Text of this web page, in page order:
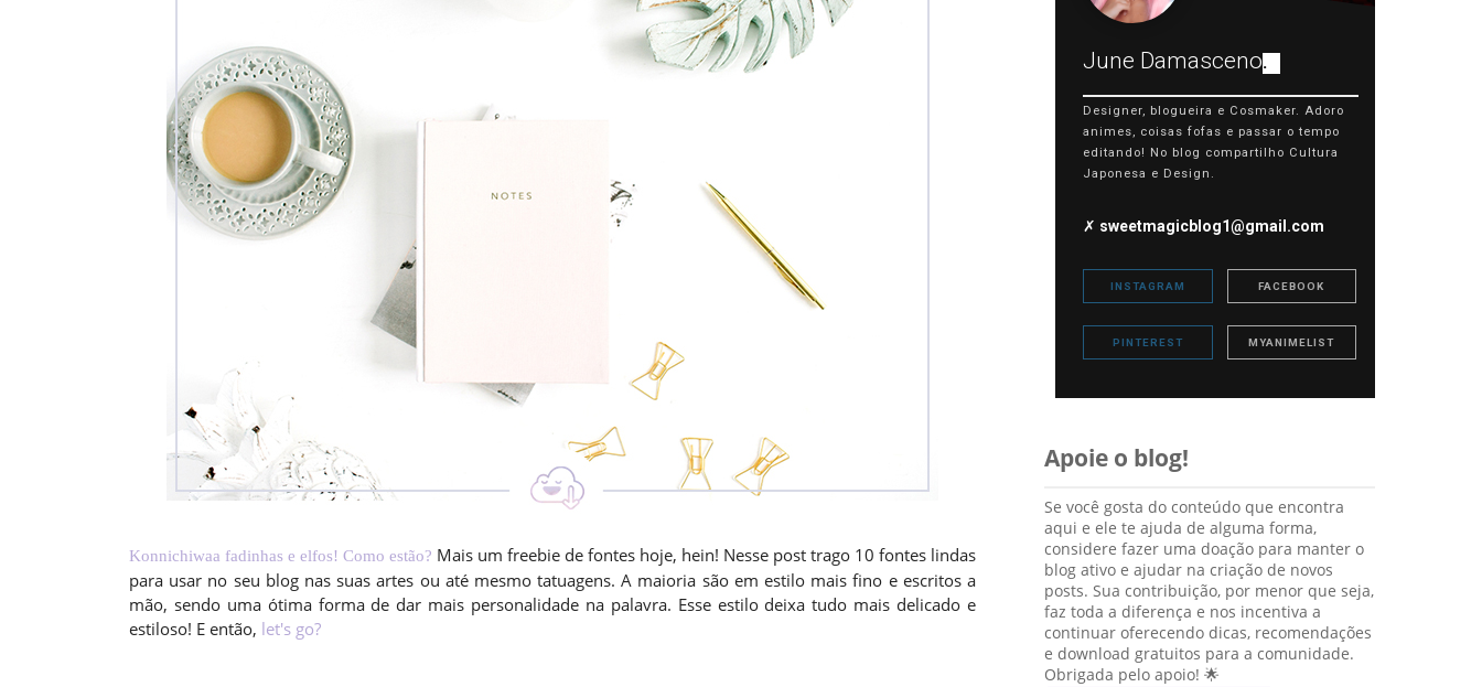
Konnichiwaa fadinhas e elfos! Como estão? Mais um freebie de fontes hoje, hein! Nesse post trago 10 fontes lindas
para usar no seu blog nas suas artes ou até mesmo tatuagens. A maioria são em estilo mais fino e escritos a
mão, sendo uma ótima forma de dar mais personalidade na palavra. Esse estilo deixa tudo mais delicado e
estiloso! E então, let's go?
June Damasceno.
Designer, blogueira e Cosmaker. Adoro
animes, coisas fofas e passar o tempo
editando! No blog compartilho Cultura
Japonesa e Design.
✗ sweetmagicblog1@gmail.com
INSTAGRAM FACEBOOK
PINTEREST MYANIMELIST
Apoie o blog!
Se você gosta do conteúdo que encontra
aqui e ele te ajuda de alguma forma,
considere fazer uma doação para manter o
blog ativo e ajudar na criação de novos
posts. Sua contribuição, por menor que seja,
faz toda a diferença e nos incentiva a
continuar oferecendo dicas, recomendações
e download gratuitos para a comunidade.
Obrigada pelo apoio! 🌟